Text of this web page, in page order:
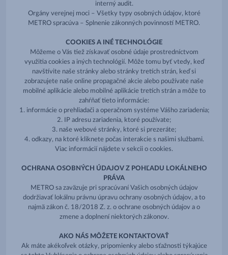
interný audit.
Orgány verejnej moci – Všetky typy osobných údajov, ktoré
METRO spracúva – Splnenie zákonných povinností METRO.
COOKIES A INÉ TECHNOLÓGIE
Môžeme o Vás tiež získavať osobné údaje prostredníctvom
využitia cookies a iných technológií. Môže tomu byť vtedy, keď
navštívite naše stránky alebo stránky tretích strán, keď si
zobrazujete naše online propagačné akcie alebo používate naše
mobilné aplikácie alebo mobilné aplikácie tretích strán a môže to
zahŕňať tieto informácie:
1. informácie o prehliadači a operačnom systéme Vášho zariadenia;
2. IP adresu zariadenia, ktoré používate;
3. naše webové stránky, ktoré si prezeráte;
4. odkazy, na ktoré kliknete počas interakcie s našimi službami.
Viac informácií nájdete v sekcii o cookies.
OCHRANA OSOBNÝCH ÚDAJOV Z POHĽADU LOKÁLNEHO
PRÁVA
METRO sa zaväzuje pri spracúvaní Vašich osobných údajov
dodržiavať lokálnu právnu úpravu ochrany osobných údajov, a to
najmä zákon č. 18/2018 Z. z. o ochrane osobných údajov a o
zmene a doplnení niektorých zákonov.
AKO NÁS MÔŽETE KONTAKTOVAŤ
Ak máte akékoľvek otázky, pripomienky alebo sťažnosti týkajúce